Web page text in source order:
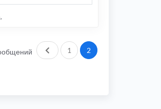
Пред.
1 2